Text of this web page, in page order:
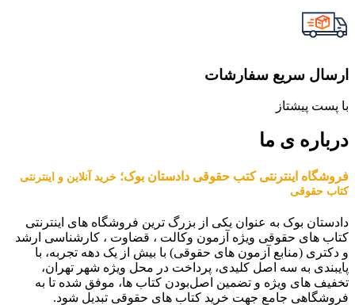
ارسال سریع سفارشات
با پست پیشتاز
درباره ی ما
فروشگاه اینترنتی کتب حقوقی دادستان بوک؛ خرید آنلاین و اینترنتی
کتاب حقوقی
دادستان بوک به عنوان یکی از بزرگ ترین فروشگاه های اینترنتی
کتاب های حقوقی ویژه آزمون وکالت ، قضاوت ، کارشناسی ارشد
و دکتری (منابع آزمون های حقوقی) با بیش از یک دهه تجربه، با
پایبندی به سه اصل کلیدی، پرداخت در محل ویژه شهر تهران،
تخفیف های ویژه و تضمین اصل‌بودن کتاب ها، موفق شده تا به
فروشگاهی جامع جهت خرید کتاب های حقوقی تبدیل شود.